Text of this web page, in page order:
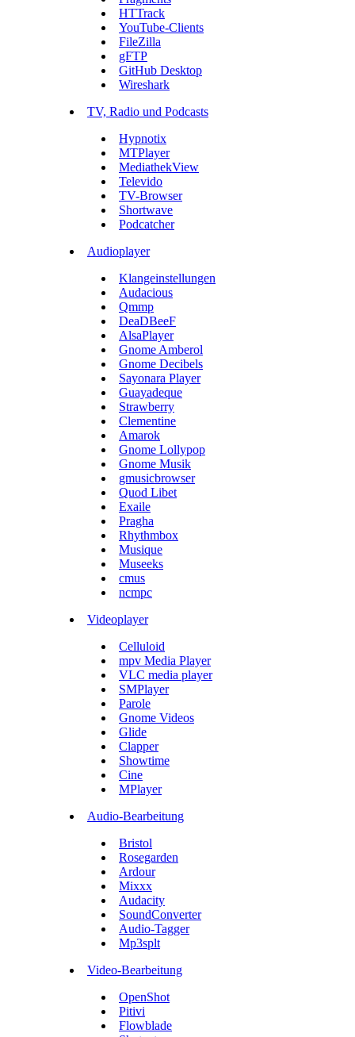
HTTrack
YouTube-Clients
FileZilla
gFTP
GitHub Desktop
Wireshark
TV, Radio und Podcasts
Hypnotix
MTPlayer
MediathekView
Televido
TV-Browser
Shortwave
Podcatcher
Audioplayer
Klangeinstellungen
Audacious
Qmmp
DeaDBeeF
AlsaPlayer
Gnome Amberol
Gnome Decibels
Sayonara Player
Guayadeque
Strawberry
Clementine
Amarok
Gnome Lollypop
Gnome Musik
gmusicbrowser
Quod Libet
Exaile
Pragha
Rhythmbox
Musique
Museeks
cmus
ncmpc
Videoplayer
Celluloid
mpv Media Player
VLC media player
SMPlayer
Parole
Gnome Videos
Glide
Clapper
Showtime
Cine
MPlayer
Audio-Bearbeitung
Bristol
Rosegarden
Ardour
Mixxx
Audacity
SoundConverter
Audio-Tagger
Mp3splt
Video-Bearbeitung
OpenShot
Pitivi
Flowblade